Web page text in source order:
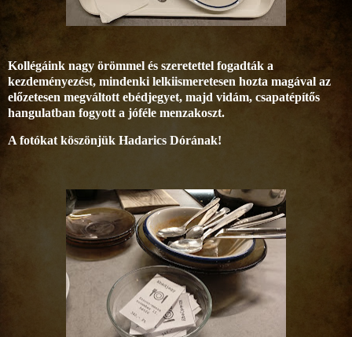
Kollégáink nagy örömmel és szeretettel fogadták a
kezdeményezést, mindenki lelkiismeretesen hozta magával az
előzetesen megváltott ebédjegyet, majd vidám, csapatépítős
hangulatban fogyott a jóféle menzakoszt.
A fotókat köszönjük Hadarics Dórának!